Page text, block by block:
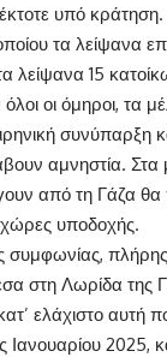
υπό κράτηση.
τα λείψανα
λείψανα 15
οι όμηροι, τα
συνύπαρξη
αμνηστία. Στα
από τη Γάζα θα
υποδοχής.
συμφωνίας,
στη Λωρίδα της
ελάχιστο αυτή
Ιανουαρίου 2025,